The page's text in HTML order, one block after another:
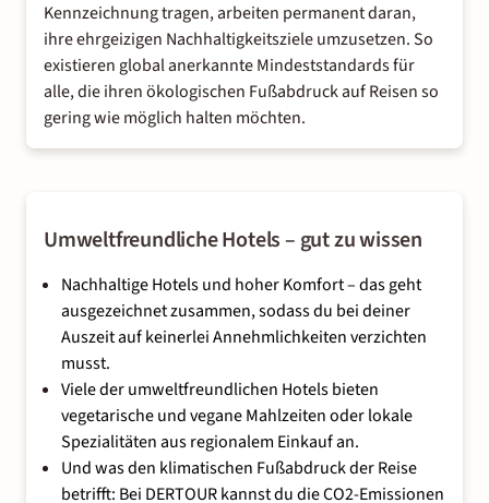
Kennzeichnung tragen, arbeiten permanent daran,
ihre ehrgeizigen Nachhaltigkeitsziele umzusetzen. So
existieren global anerkannte Mindeststandards für
alle, die ihren ökologischen Fußabdruck auf Reisen so
gering wie möglich halten möchten.
Umweltfreundliche Hotels – gut zu wissen
Nachhaltige Hotels und hoher Komfort – das geht
ausgezeichnet zusammen, sodass du bei deiner
Auszeit auf keinerlei Annehmlichkeiten verzichten
musst.
Viele der umweltfreundlichen Hotels bieten
vegetarische und vegane Mahlzeiten oder lokale
Spezialitäten aus regionalem Einkauf an.
Und was den klimatischen Fußabdruck der Reise
betrifft: Bei DERTOUR kannst du die CO2-Emissionen